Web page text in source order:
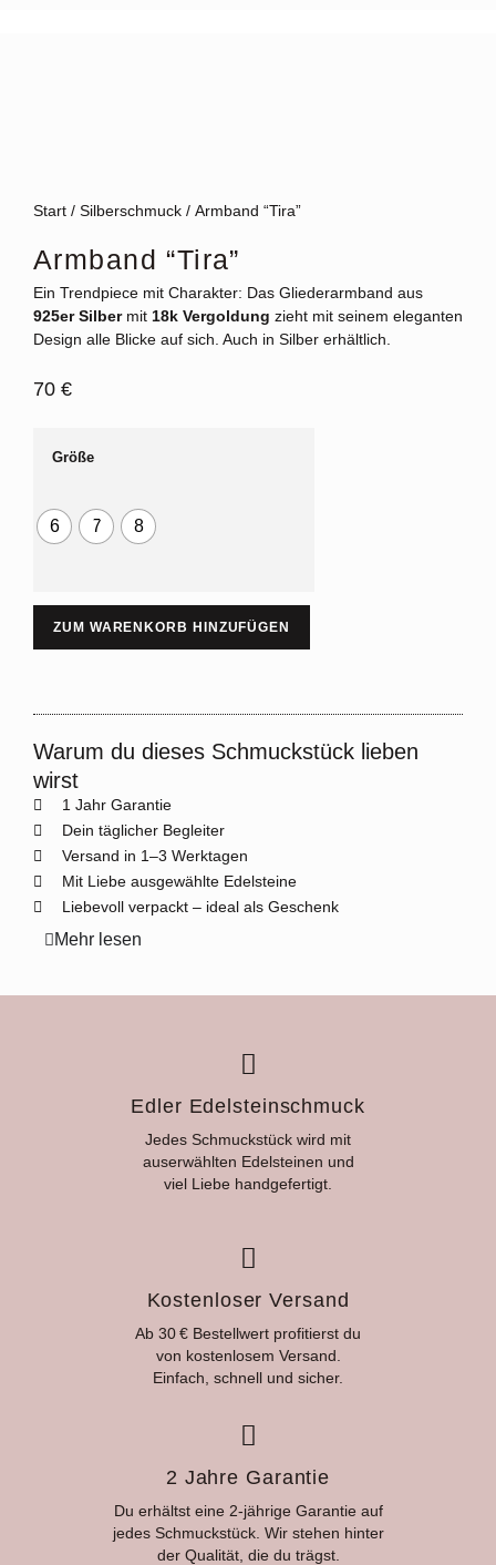
Start / Silberschmuck / Armband “Tira”
Armband “Tira”
Ein Trendpiece mit Charakter: Das Gliederarmband aus
925er Silbermit 18k Vergoldung zieht mit seinem eleganten
Design alle Blicke auf sich. Auch in Silber erhältlich.
70 €
Größe
6 7 8
ZUM WARENKORB HINZUFÜGEN
Warum du dieses Schmuckstück lieben
wirst
1 Jahr Garantie
Dein täglicher Begleiter
Versand in 1–3 Werktagen
Mit Liebe ausgewählte Edelsteine
Liebevoll verpackt – ideal als Geschenk
Mehr lesen
Edler Edelsteinschmuck
Jedes Schmuckstück wird mit
auserwählten Edelsteinen und
viel Liebe handgefertigt.
Kostenloser Versand
Ab 30 € Bestellwert profitierst du
von kostenlosem Versand.
Einfach, schnell und sicher.
2 Jahre Garantie
Du erhältst eine 2-jährige Garantie auf
jedes Schmuckstück. Wir stehen hinter
der Qualität, die du trägst.